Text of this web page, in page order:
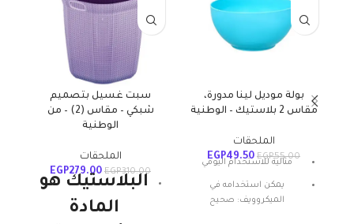
بولة موديل لينا مدورة،
مقاس 2 بلاستيك – الوطنية
الملحقات
EGP55.00
EGP49.50
مثالية للاستخدام اليومي
يمكن استخدامه في
الميكروويف: صحيح
سبت غسيل بتصميم
شبكي – مقاس (2) – من
الوطنية
الملحقات
EGP310.00
EGP279.00
البلاستيك هو
المادة